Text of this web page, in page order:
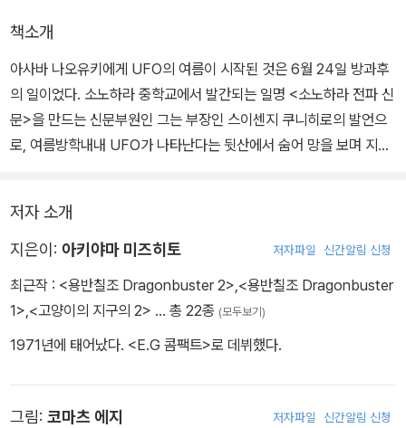
책소개
아사바 나오유키에게 UFO의 여름이 시작된 것은 6월 24일 방과후
의 일이었다. 소노하라 중학교에서 발간되는 일명 <소노하라 전파 신
문>을 만드는 신문부원인 그는 부장인 스이센지 쿠니히로의 발언으
로, 여름방학내내 UFO가 나타난다는 뒷산에서 숨어 망을 보며 지내
방학이 끝나는 마지막 밤. 아시바는 최소한의 추억을 남기기 위해 학
교 풀장에 숨어들었다가, 먼저 와있는 소녀와 마주치게 되는데...
저자 소개
지은이: 아키야마 미즈히토 저자파일 신간알림 신청
최근작 : <용반칠조 Dragonbuster 2>,<용반칠조 Dragonbuster
1>,<고양이의 지구의 2> … 총 22종 (모두보기)
1971년에 태어났다. <E.G 콤팩트>로 데뷔했다.
그림: 코마츠 에지 저자파일 신간알림 신청